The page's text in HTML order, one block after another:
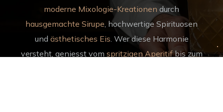
moderne Mixologie-Kreationen durch
hausgemachte Sirupe , hochwertige Spirituosen
und ästhetisches Eis . Wer diese Harmonie
versteht, geniesst vom spritzigen Aperitifbis zum